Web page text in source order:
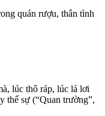
quán rượu, thân tình
lúc thô ráp, lúc lả lơi
thế sự (“Quan trường”,